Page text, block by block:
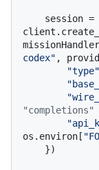
    session =
codex" ,
"type"
os.environ[